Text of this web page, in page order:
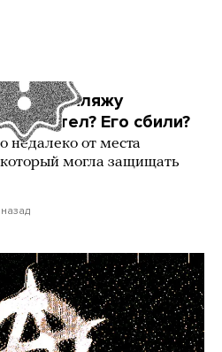
по пляжу
он летел? Его сбили?
недалеко от места
могла защищать